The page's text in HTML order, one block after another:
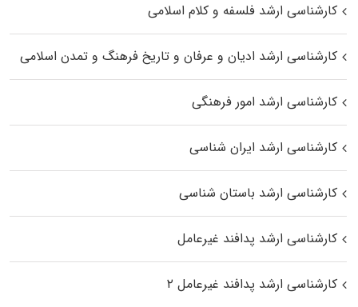
کارشناسی ارشد فلسفه و کلام اسلامی
کارشناسی ارشد ادیان و عرفان و تاریخ فرهنگ و تمدن اسلامی
کارشناسی ارشد امور فرهنگی
کارشناسی ارشد ایران شناسی
کارشناسی ارشد باستان شناسی
کارشناسی ارشد پدافند غیرعامل
کارشناسی ارشد پدافند غیرعامل ۲